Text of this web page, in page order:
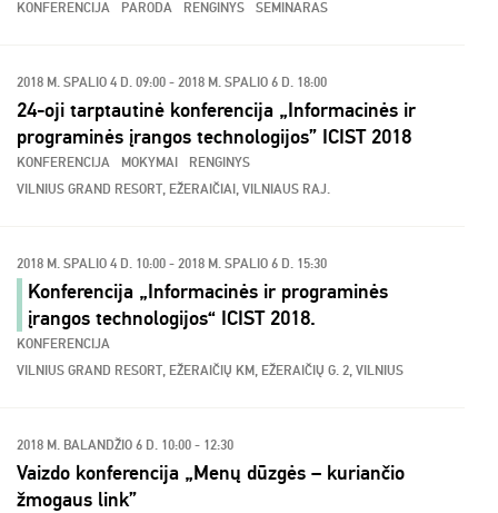
KONFERENCIJA PARODA RENGINYS SEMINARAS
2018 M. SPALIO 4 D. 09:00 - 2018 M. SPALIO 6 D. 18:00
24-oji tarptautinė konferencija „Informacinės ir
programinės įrangos technologijos” ICIST 2018
KONFERENCIJA MOKYMAI
RENGINYS
VILNIUS GRAND RESORT, EŽERAIČIAI, VILNIAUS RAJ.
2018 M. SPALIO 4 D. 10:00 - 2018 M. SPALIO 6 D. 15:30
Konferencija „Informacinės ir programinės
įrangos technologijos“ ICIST 2018.
KONFERENCIJA
VILNIUS GRAND RESORT, EŽERAIČIŲ KM, EŽERAIČIŲ G. 2, VILNIUS
2018 M. BALANDŽIO 6 D. 10:00 - 12:30
Vaizdo konferencija „Menų dūzgės – kuriančio
žmogaus link”